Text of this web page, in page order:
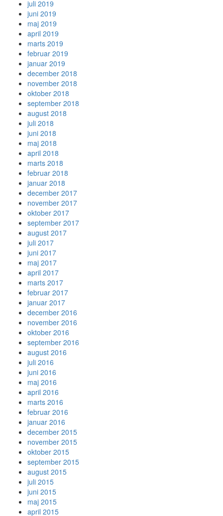
juli 2019
juni 2019
maj 2019
april 2019
marts 2019
februar 2019
januar 2019
december 2018
november 2018
oktober 2018
september 2018
august 2018
juli 2018
juni 2018
maj 2018
april 2018
marts 2018
februar 2018
januar 2018
december 2017
november 2017
oktober 2017
september 2017
august 2017
juli 2017
juni 2017
maj 2017
april 2017
marts 2017
februar 2017
januar 2017
december 2016
november 2016
oktober 2016
september 2016
august 2016
juli 2016
juni 2016
maj 2016
april 2016
marts 2016
februar 2016
januar 2016
december 2015
november 2015
oktober 2015
september 2015
august 2015
juli 2015
juni 2015
maj 2015
april 2015